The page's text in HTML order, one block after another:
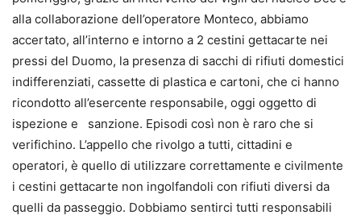
alla collaborazione dell’operatore Monteco, abbiamo
accertato, all’interno e intorno a 2 cestini gettacarte nei
pressi del Duomo, la presenza di sacchi di rifiuti domestici
indifferenziati, cassette di plastica e cartoni, che ci hanno
ricondotto all’esercente responsabile, oggi oggetto di
ispezione e sanzione. Episodi così non è raro che si
verifichino. L’appello che rivolgo a tutti, cittadini e
operatori, è quello di utilizzare correttamente e civilmente
i cestini gettacarte non ingolfandoli con rifiuti diversi da
quelli da passeggio. Dobbiamo sentirci tutti responsabili